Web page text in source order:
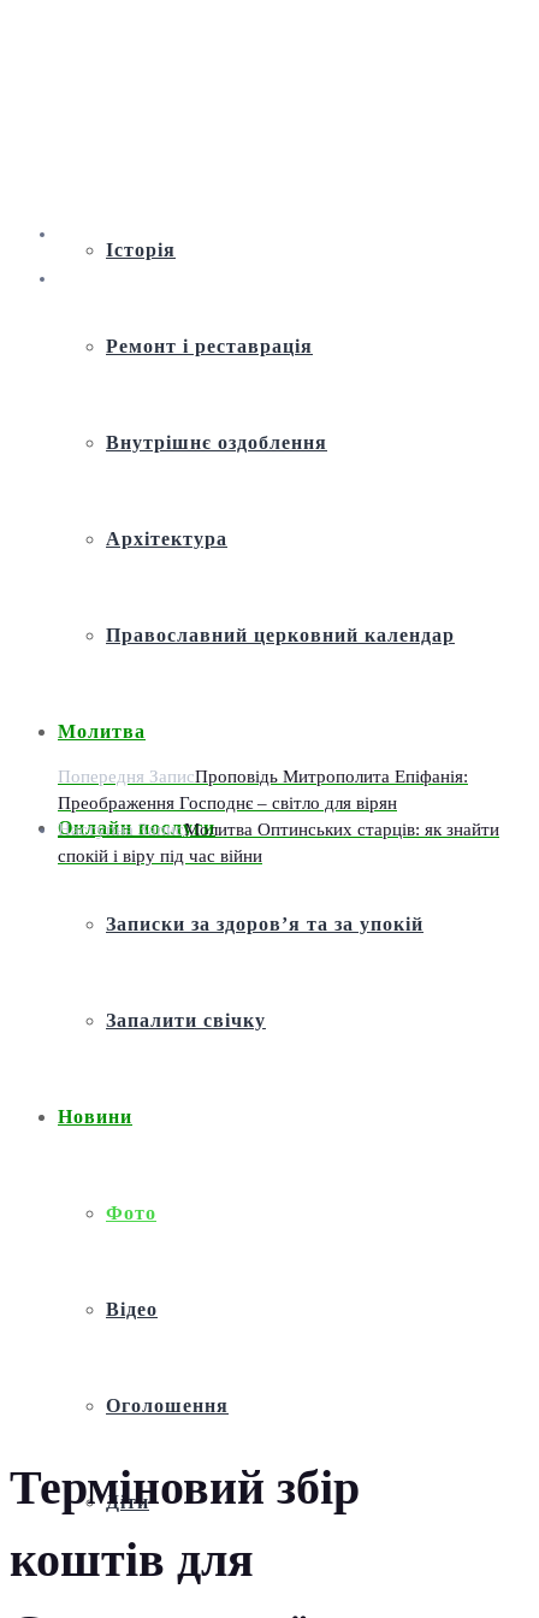
Історія
Ремонт і реставрація
Внутрішнє оздоблення
Архітектура
Православний церковний календар
Молитва
Онлайн послуги
Записки за здоров’я та за упокій
Запалити свічку
Новини
Фото
Відео
Оголошення
Діти
Терміновий збір
коштів для
Попередня ЗаписПроповідь Митрополита Епіфанія:
Преображення Господнє – світло для вірян
Наступна ЗаписМолитва Оптинських старців: як знайти
спокій і віру під час війни